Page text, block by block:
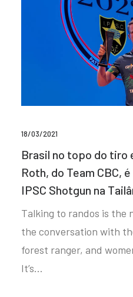
18/03/2021
Brasil no topo do
Roth, do Team CBC,
IPSC Shotgun na
Talking to randos is the
the conversation with
forest ranger, and
It’s…